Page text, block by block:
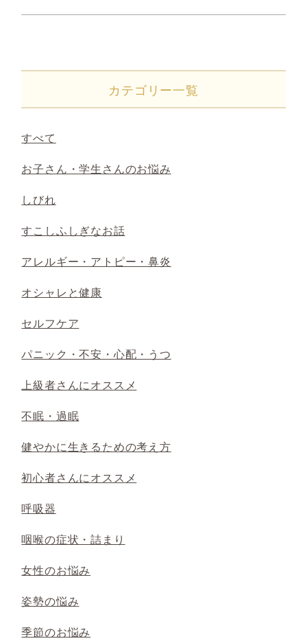
カテゴリー一覧
すべて
お子さん・学生さんのお悩み
しびれ
すこしふしぎなお話
アレルギー・アトピー・鼻炎
オシャレと健康
セルフケア
パニック・不安・心配・うつ
上級者さんにオススメ
不眠・過眠
健やかに生きるための考え方
初心者さんにオススメ
呼吸器
咽喉の症状・詰まり
女性のお悩み
姿勢の悩み
季節のお悩み